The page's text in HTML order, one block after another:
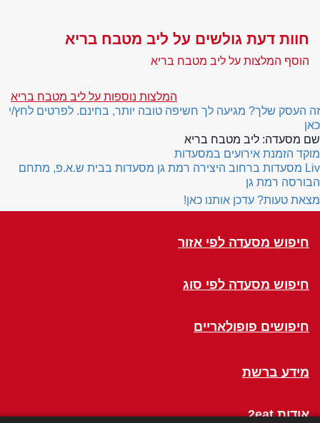
חוות דעת גולשים על ליב מטבח בריא
הוסף המלצות על ליב מטבח בריא
המלצות נוספות על ליב מטבח בריא
זה העסק שלך? מגיעה לך חשיפה טובה יותר, בחינם. לפרטים לחץ/י
כאן
שם מסעדה: ליב מטבח בריא
מוקד הזמנת אירועים במסעדות
Liv מסעדות ברחוב היצירה רמת גן מסעדות בבית ש.א.פ, מתחם
הבורסה רמת גן
מצאת טעות? עדכן אותנו כאן!
חיפוש מסעדה לפי אזור
חיפוש מסעדה לפי סוג
חיפושים פופולאריים
מידע ברשת
אודות 2eat